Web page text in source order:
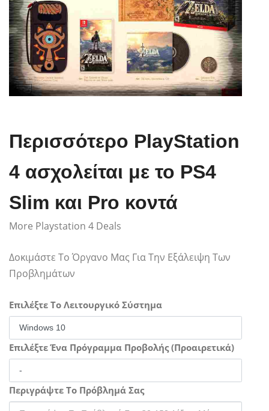
Περισσότερο PlayStation
4 ασχολείται με το PS4
Slim και Pro κοντά
More Playstation 4 Deals
Δοκιμάστε Το Όργανο Μας Για Την Εξάλειψη Των
Προβλημάτων
Επιλέξτε Το Λειτουργικό Σύστημα
Επιλέξτε Ένα Πρόγραμμα Προβολής (Προαιρετικά)
Περιγράψτε Το Πρόβλημά Σας